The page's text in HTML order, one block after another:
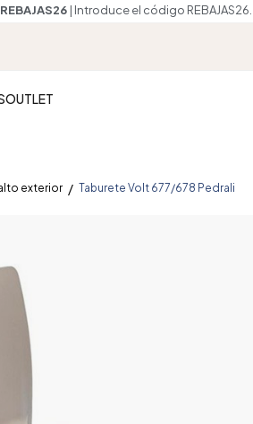
| Introduce el código REBAJAS26.
OUTLET
exterior Taburete Volt 677/678 Pedrali